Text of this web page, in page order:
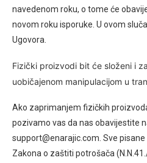
navedenom roku, o tome će
novom roku isporuke. U ovom
Ugovora.
Fizički proizvodi bit će složeni i
uobičajenom manipulacijom u
Ako zaprimanjem fizičkih
pozivamo vas da nas obavijestite
support@enarajic.com. Sve pisane
Zakona o zaštiti potrošača